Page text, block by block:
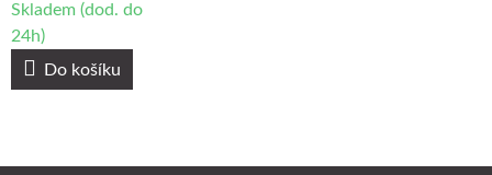
Skladem (dod. do
24h)
Do košíku